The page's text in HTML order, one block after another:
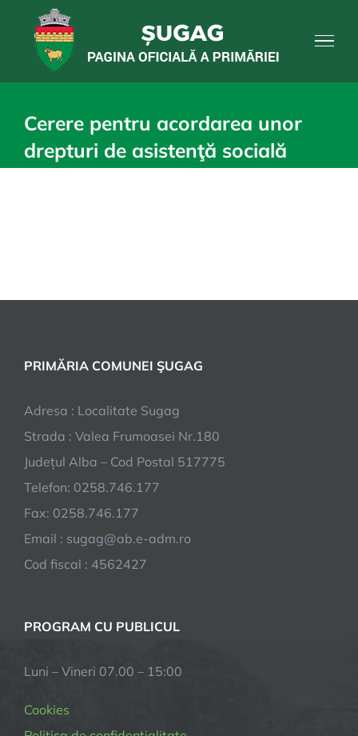
content
Cerere pentru acordarea unor
drepturi de asistenţă socială
PRIMĂRIA COMUNEI ŞUGAG
Adresa : Localitate Sugag
Strada : Valea Frumoasei Nr.180
Județul Alba – Cod Postal 517775
Telefon: 0258.746.177
Fax: 0258.746.177
Email : sugag@ab.e-adm.ro
Cod fiscal : 4562427
PROGRAM CU PUBLICUL
Luni – Vineri 07.00 – 15:00
Cookies